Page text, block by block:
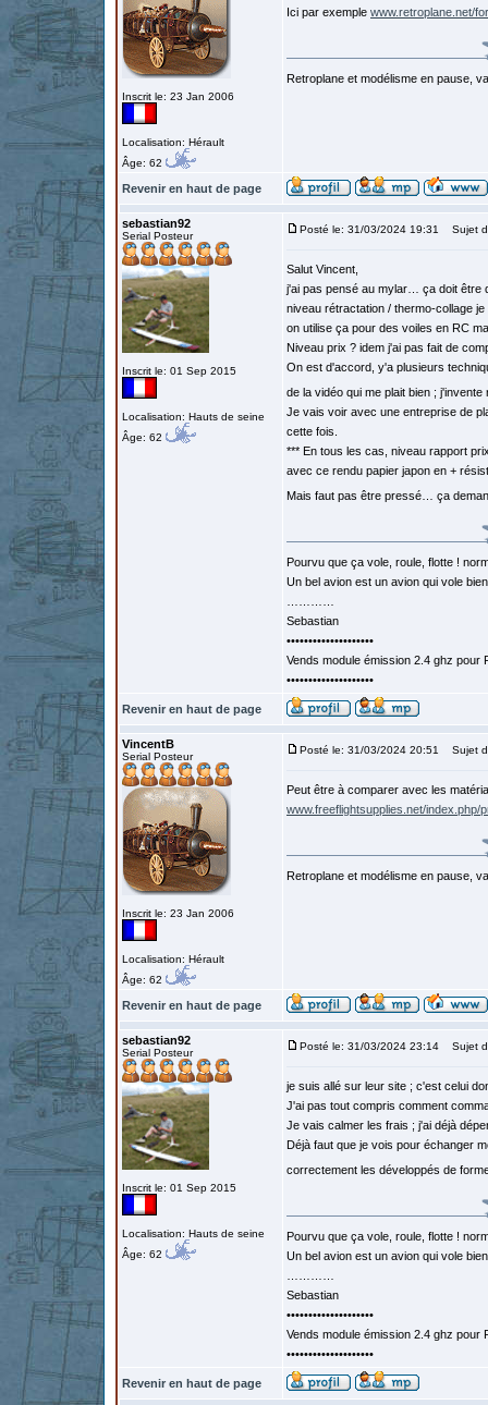
Inscrit le: 23 Jan 2006
Localisation: Hérault
Âge: 62
Ici par exemple www.retroplane.net/
Retroplane et modélisme en pause,
Revenir en haut de page
sebastian92
Serial Posteur
Inscrit le: 01 Sep 2015
Localisation: Hauts de seine
Âge: 62
Posté le: 31/03/2024 19:31 Sujet
Salut Vincent,
j'ai pas pensé au mylar… ça doit être
niveau rétractation / thermo-collage
on utilise ça pour des voiles en RC
Niveau prix ? idem j'ai pas fait de
On est d'accord, y'a plusieurs
de la vidéo qui me plait bien ;
Je vais voir avec une entreprise de
cette fois.
*** En tous les cas, niveau rapport
avec ce rendu papier japon en +
Mais faut pas être pressé… ça
Pourvu que ça vole, roule, flotte !
Un bel avion est un avion qui vole
Sebastian
••••••••••••••••••••
Vends module émission 2.4 ghz
••••••••••••••••••••
Revenir en haut de page
VincentB
Serial Posteur
Inscrit le: 23 Jan 2006
Localisation: Hérault
Âge: 62
Posté le: 31/03/2024 20:51 Sujet
Peut être à comparer avec les
www.freeflightsupplies.net/
Retroplane et modélisme en pause,
Revenir en haut de page
sebastian92
Serial Posteur
Inscrit le: 01 Sep 2015
Localisation: Hauts de seine
Âge: 62
Posté le: 31/03/2024 23:14 Sujet
je suis allé sur leur site ; c'est celui
J'ai pas tout compris comment
Je vais calmer les frais ; j'ai déjà
Déjà faut que je vois pour échanger
correctement les développés de
Pourvu que ça vole, roule, flotte !
Un bel avion est un avion qui vole
Sebastian
••••••••••••••••••••
Vends module émission 2.4 ghz
••••••••••••••••••••
Revenir en haut de page